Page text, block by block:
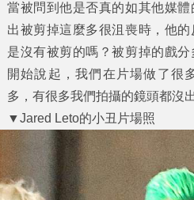
當被問到他是否真的如其他媒
出被剪掉這麼多很沮喪時，他
是沒有被剪的嗎？被剪掉的戲
開始說起，我們在片場做了很
多，有很多我們拍攝的鏡頭都沒
▼Jared Leto的小丑片場照